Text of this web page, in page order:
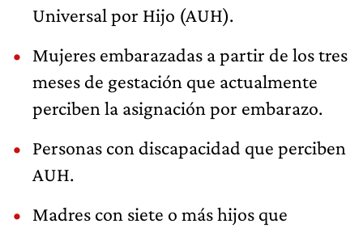
Universal por Hijo (AUH).
Mujeres embarazadas a partir de los tres
meses de gestación que actualmente
perciben la asignación por embarazo.
Personas con discapacidad que perciben
AUH.
Madres con siete o más hijos que